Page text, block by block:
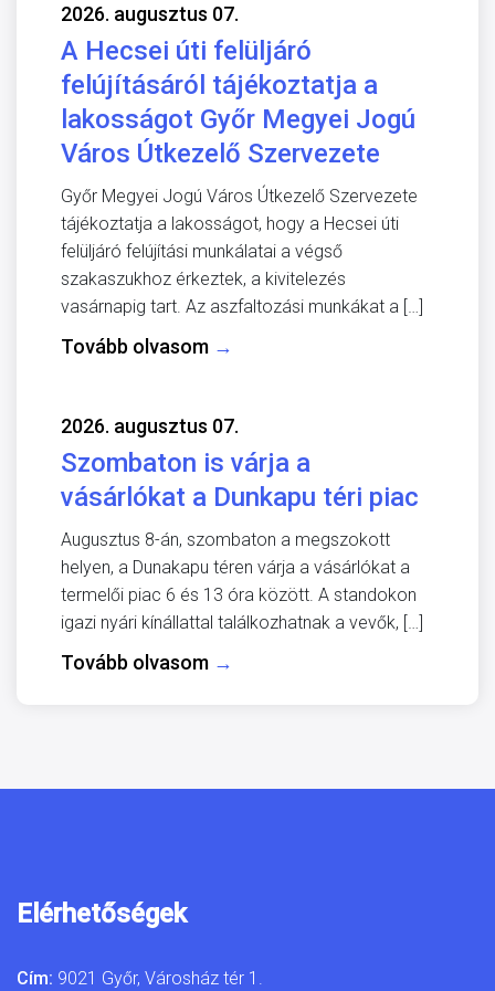
2026. augusztus 07.
A Hecsei úti felüljáró
felújításáról tájékoztatja a
lakosságot Győr Megyei Jogú
Város Útkezelő Szervezete
Győr Megyei Jogú Város Útkezelő Szervezete
tájékoztatja a lakosságot, hogy a Hecsei úti
felüljáró felújítási munkálatai a végső
szakaszukhoz érkeztek, a kivitelezés
vasárnapig tart. Az aszfaltozási munkákat a […]
Tovább olvasom →
2026. augusztus 07.
Szombaton is várja a
vásárlókat a Dunkapu téri piac
Augusztus 8-án, szombaton a megszokott
helyen, a Dunakapu téren várja a vásárlókat a
termelői piac 6 és 13 óra között. A standokon
igazi nyári kínállattal találkozhatnak a vevők, […]
Tovább olvasom →
Elérhetőségek
Cím: 9021 Győr, Városház tér 1.